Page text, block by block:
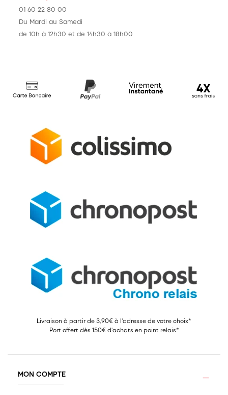
01 60 22 80 00
Du Mardi au Samedi
de 10h à 12h30 et de 14h30 à 18h00
Livraison à partir de 3,90€ à l'adresse de votre choix*
Port offert dès 150€ d'achats en point relais*
MON COMPTE